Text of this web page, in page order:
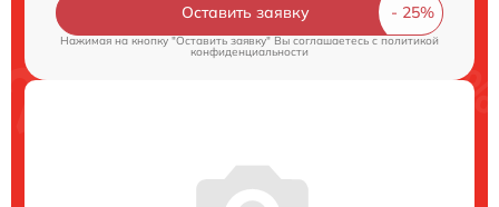
Оставить заявку
Нажимая на кнопку "Оставить заявку" Вы соглашаетесь cполитикой
конфиденциальности